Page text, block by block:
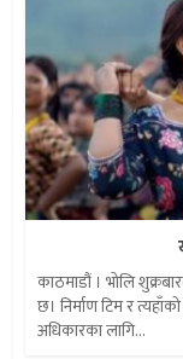
काठमाडौं । भोलि
छ। निर्माण टिम र
अधिकारका लागि...